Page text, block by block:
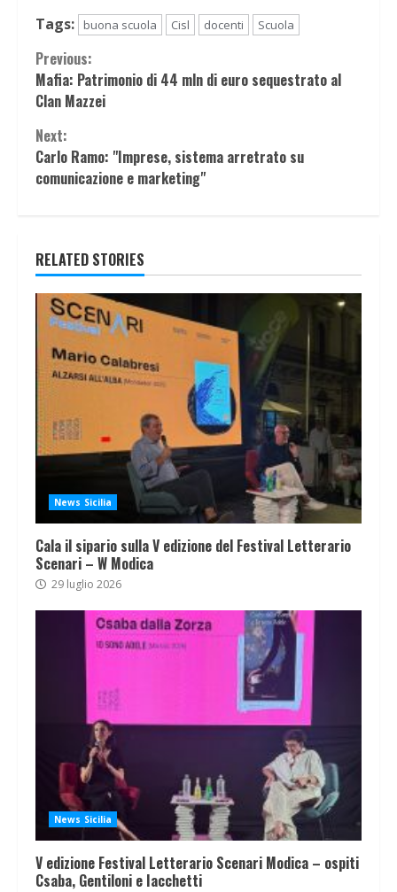
Tags:
buona scuola Cisl docenti Scuola
Continue
Reading
Previous:
Mafia: Patrimonio di 44 mln di euro sequestrato al
Clan Mazzei
Next:
Carlo Ramo: "Imprese, sistema arretrato su
comunicazione e marketing"
RELATED STORIES
News Sicilia
Cala il sipario sulla V edizione del Festival Letterario
Scenari – W Modica
29 luglio 2026
News Sicilia
V edizione Festival Letterario Scenari Modica – ospiti
Csaba, Gentiloni e Iacchetti